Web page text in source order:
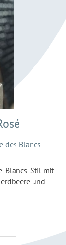
des Blancs
Blancs-Stil mit
und